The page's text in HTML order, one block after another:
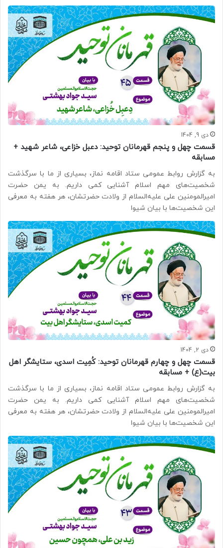
دی 9, 1404
قسمت چهل و پنجم قهرمانان توحید: دعبل خزاعی، شاعر شهید +
مسابقه
به گزارش روابط عمومی ستاد اقامه نماز، بسیاری از ما با سرگذشت
شخصیت‌های مهم اسلام آشنایی کمی داریم. به یمن حضرت
امیرالمومنین علی علیه‌السلام از ولادت حضرتشان، هر هفته به معرفی
این شخصیت‌ها با بیان شیوا
دی 2, 1404
قسمت چهل و چهارم قهرمانان توحید: کُمِیت اسدی، ستایشگر اهل
بیت(ع) + مسابقه
به گزارش روابط عمومی ستاد اقامه نماز، بسیاری از ما با سرگذشت
شخصیت‌های مهم اسلام آشنایی کمی داریم. به یمن حضرت
امیرالمومنین علی علیه‌السلام از ولادت حضرتشان، هر هفته به معرفی
این شخصیت‌ها با بیان شیوا